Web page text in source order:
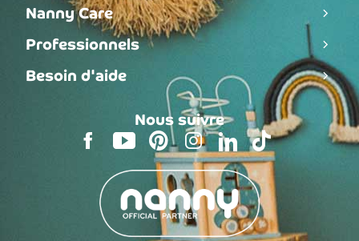
Nanny Care
Professionnels
Besoin d'aide
Nous suivre